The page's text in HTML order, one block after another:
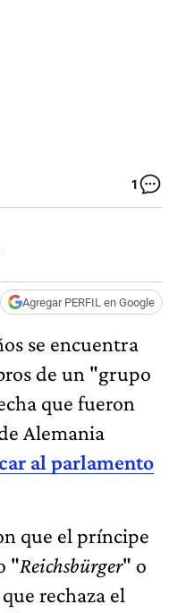
1
Agregar PERFIL en Google
se encuentra
de un "grupo
que fueron
Alemania
al parlamento
que el príncipe
"Reichsbürger" o
rechaza el